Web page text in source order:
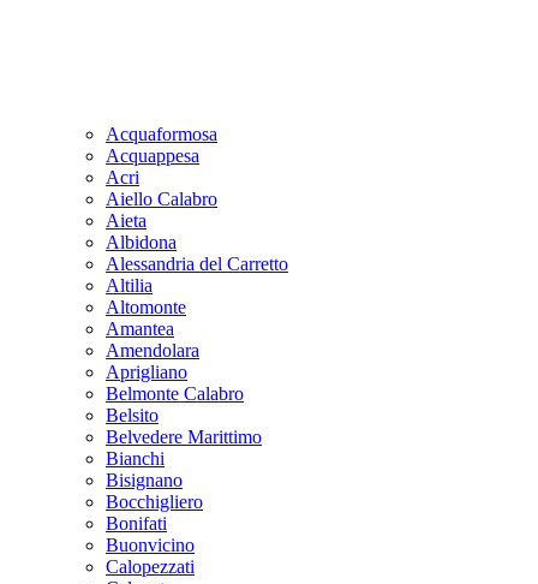
Acquaformosa
Acquappesa
Acri
Aiello Calabro
Aieta
Albidona
Alessandria del Carretto
Altilia
Altomonte
Amantea
Amendolara
Aprigliano
Belmonte Calabro
Belsito
Belvedere Marittimo
Bianchi
Bisignano
Bocchigliero
Bonifati
Buonvicino
Calopezzati